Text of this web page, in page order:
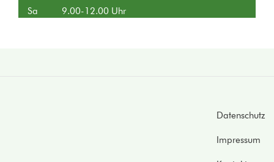
Sa 9.00-12.00 Uhr
Footer
Datenschutz
Impressum